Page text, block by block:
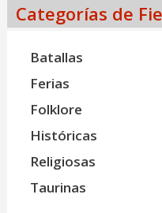
Categorías de
Batallas
Ferias
Folklore
Históricas
Religiosas
Taurinas